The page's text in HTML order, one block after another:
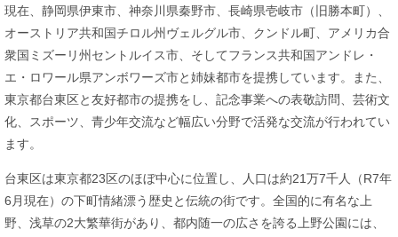
現在、静岡県伊東市、神奈川県秦野市、長崎県壱岐市（旧勝本町）、
オーストリア共和国チロル州ヴェルグル市、クンドル町、アメリカ合
衆国ミズーリ州セントルイス市、そしてフランス共和国アンドレ・
エ・ロワール県アンボワーズ市と姉妹都市を提携しています。また、
東京都台東区と友好都市の提携をし、記念事業への表敬訪問、芸術文
化、スポーツ、青少年交流など幅広い分野で活発な交流が行われてい
ます。
台東区は東京都23区のほぼ中心に位置し、人口は約21万7千人（R7年
6月現在）の下町情緒漂う歴史と伝統の街です。全国的に有名な上
野、浅草の2大繁華街があり、都内随一の広さを誇る上野公園には、